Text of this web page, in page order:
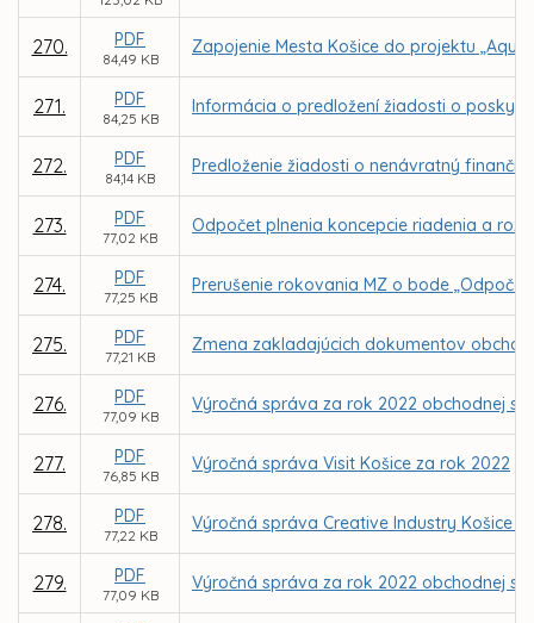
270. PDF
84,49 KB
Zapojenie Mesta Košice do projektu
271. PDF
84,25 KB
Informácia o predložení žiadosti o
272. PDF
84,14 KB
Predloženie žiadosti o nenávratný
273. PDF
77,02 KB
Odpočet plnenia koncepcie riadenia a
274. PDF
77,25 KB
Prerušenie rokovania MZ o bode
275. PDF
77,21 KB
Zmena zakladajúcich dokumentov
276. PDF
77,09 KB
Výročná správa za rok 2022 obchodnej
277. PDF
76,85 KB
Výročná správa Visit Košice za rok 2022
278. PDF
77,22 KB
Výročná správa Creative Industry Košice
279. PDF
77,09 KB
Výročná správa za rok 2022 obchodnej